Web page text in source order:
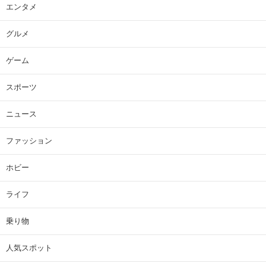
エンタメ
グルメ
ゲーム
スポーツ
ニュース
ファッション
ホビー
ライフ
乗り物
人気スポット